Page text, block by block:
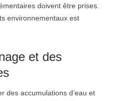
doivent être prises.
environnementaux est
et des
des accumulations d’eau et